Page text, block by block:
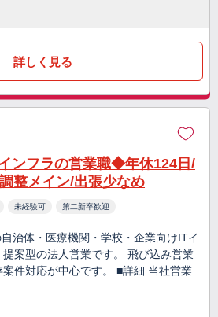
詳しく見る
ンフラの営業職◆年休124日/
整メイン/出張少なめ
未経験可 第二新卒歓迎
治体・医療機関・学校・企業向けITイ
案型の法人営業です。 飛び込み営業
件対応が中心です。 ■詳細 当社営業